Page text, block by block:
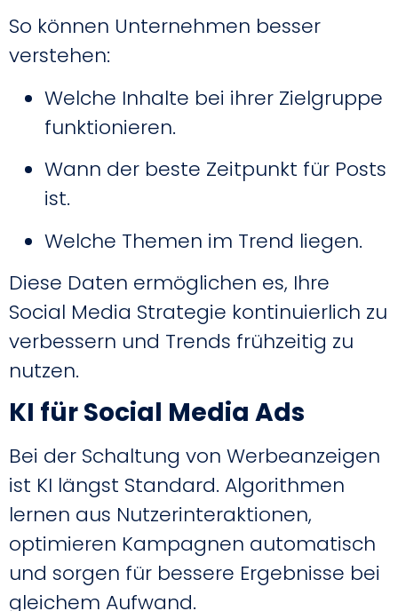
So können Unternehmen besser
verstehen:
Welche Inhalte bei ihrer Zielgruppe
funktionieren.
Wann der beste Zeitpunkt für Posts
ist.
Welche Themen im Trend liegen.
Diese Daten ermöglichen es, Ihre
Social Media Strategie kontinuierlich zu
verbessern und Trends frühzeitig zu
nutzen.
KI für Social Media Ads
Bei der Schaltung von Werbeanzeigen
ist KI längst Standard. Algorithmen
lernen aus Nutzerinteraktionen,
optimieren Kampagnen automatisch
und sorgen für bessere Ergebnisse bei
gleichem Aufwand.